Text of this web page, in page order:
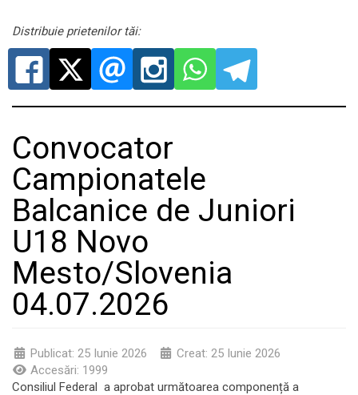
Distribuie prietenilor tăi:
Convocator
Campionatele
Balcanice de Juniori
U18 Novo
Mesto/Slovenia
04.07.2026
Publicat: 25 Iunie 2026
Creat: 25 Iunie 2026
Accesări: 1999
Consiliul Federal a aprobat următoarea componență a